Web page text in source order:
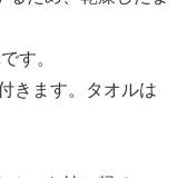
す。
きます。タオルは